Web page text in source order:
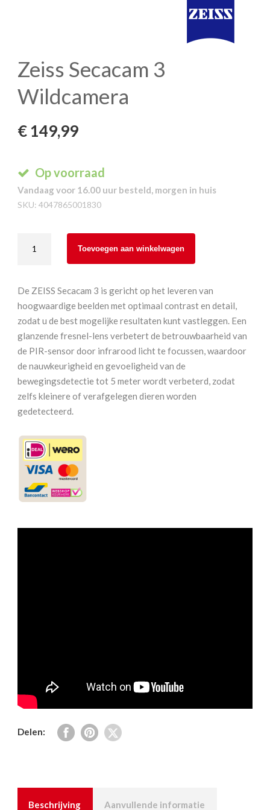
Zeiss Secacam 3
Wildcamera
€ 149,99
Op voorraad
Vandaag voor 16.00 uur besteld, morgen in huis
SKU: 4047865001830
Secacam
Wildcamera
aantal
Toevoegen aan winkelwagen
De ZEISS Secacam 3 is gericht op het leveren van
hoogwaardige beelden met optimaal contrast en detail,
zodat u de best mogelijke resultaten kunt vastleggen. Een
glanzende fresnel-lens verbetert de betrouwbaarheid van
de PIR-sensor door infrarood licht te focussen, waardoor
de nauwkeurigheid en gevoeligheid van de
bewegingsdetectie tot 5 meter wordt verbeterd, zodat
zelfs kleinere of verafgelegen dieren worden
gedetecteerd.
Delen:
Beschrijving Aanvullende informatie